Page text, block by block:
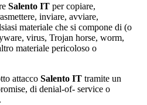
Salento IT per copiare,
inviare, avviare,
materiale che si compone di (o
virus, Trojan horse, worm,
materiale pericoloso o
attacco Salento IT tramite un
di denial-of- service o